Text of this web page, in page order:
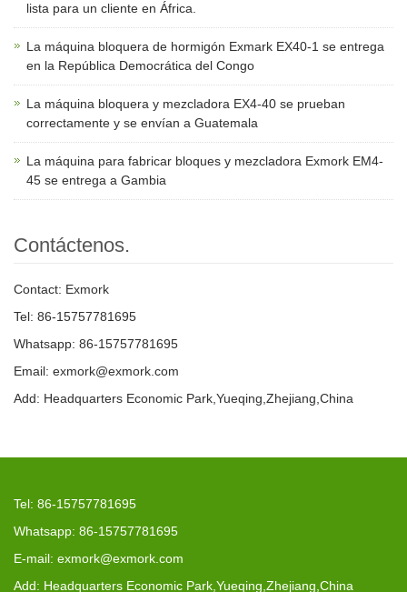
lista para un cliente en África.
La máquina bloquera de hormigón Exmark EX40-1 se entrega
en la República Democrática del Congo
La máquina bloquera y mezcladora EX4-40 se prueban
correctamente y se envían a Guatemala
La máquina para fabricar bloques y mezcladora Exmork EM4-
45 se entrega a Gambia
Contáctenos.
Contact: Exmork
Tel: 86-15757781695
Whatsapp: 86-15757781695
Email: exmork@exmork.com
Add: Headquarters Economic Park,Yueqing,Zhejiang,China
Tel: 86-15757781695
Whatsapp: 86-15757781695
E-mail: exmork@exmork.com
Add: Headquarters Economic Park,Yueqing,Zhejiang,China